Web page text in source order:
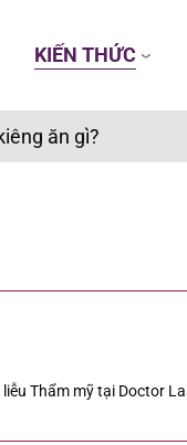
KIẾN THỨC
ăn gì?
Thẩm mỹ tại Doctor